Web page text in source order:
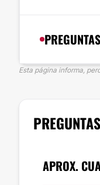
Esta página informa,
APROX.